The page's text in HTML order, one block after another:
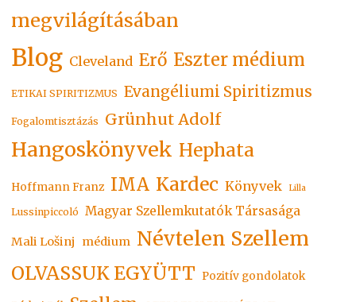
megvilágításában
Blog Cleveland Erő Eszter médium
ETIKAI SPIRITIZMUS Evangéliumi Spiritizmus
Fogalomtisztázás Grünhut Adolf
Hangoskönyvek Hephata
Hoffmann Franz IMA Kardec Könyvek Lilla
Lussinpiccoló Magyar Szellemkutatók Társasága
Mali Lošinj médium Névtelen Szellem
OLVASSUK EGYÜTT Pozitív gondolatok